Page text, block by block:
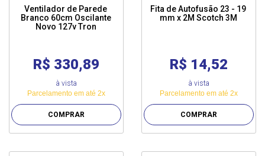
Ventilador de Parede
Branco 60cm Oscilante
Novo 127v Tron
R$ 330,89
à vista
Parcelamento em até 2x
COMPRAR
Fita de Autofusão 23 - 19
mm x 2M Scotch 3M
R$ 14,52
à vista
Parcelamento em até 2x
COMPRAR